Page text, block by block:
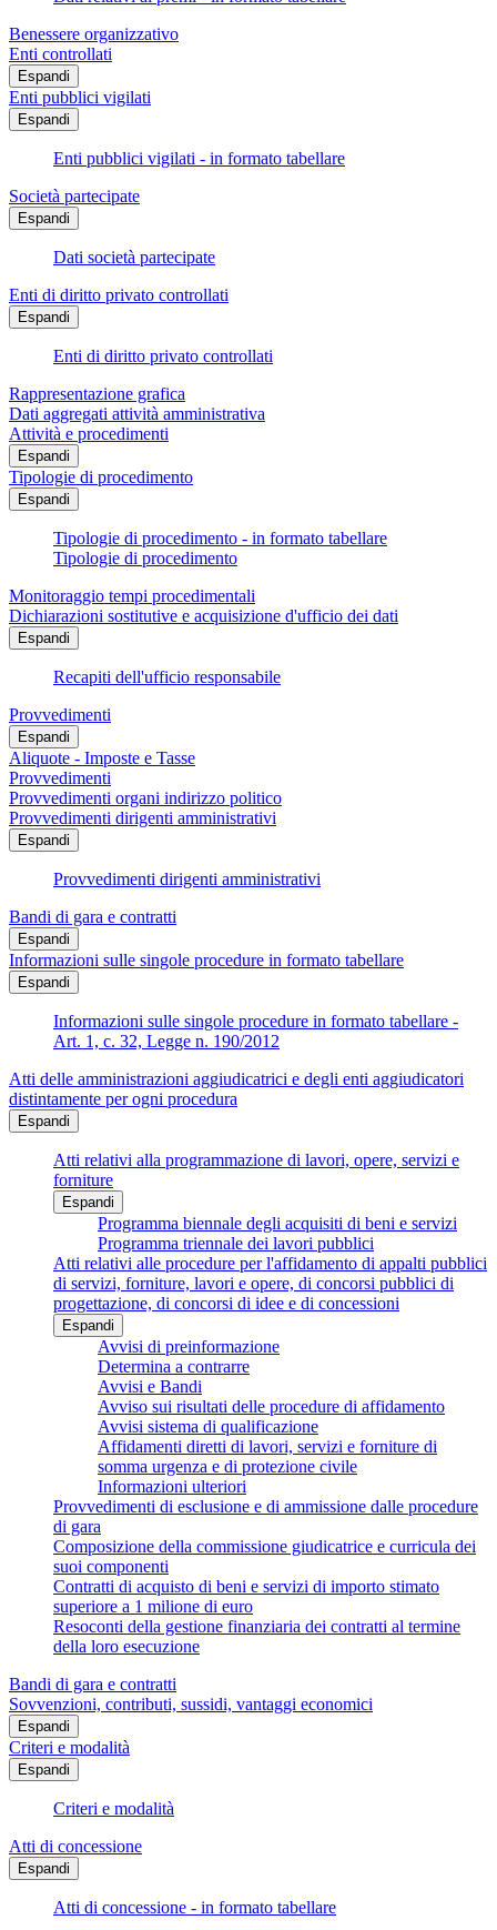
Benessere organizzativo
Enti controllati
Espandi
Enti pubblici vigilati
Espandi
Enti pubblici vigilati - in formato tabellare
Società partecipate
Espandi
Dati società partecipate
Enti di diritto privato controllati
Espandi
Enti di diritto privato controllati
Rappresentazione grafica
Dati aggregati attività amministrativa
Attività e procedimenti
Espandi
Tipologie di procedimento
Espandi
Tipologie di procedimento - in formato tabellare
Tipologie di procedimento
Monitoraggio tempi procedimentali
Dichiarazioni sostitutive e acquisizione d'ufficio dei dati
Espandi
Recapiti dell'ufficio responsabile
Provvedimenti
Espandi
Aliquote - Imposte e Tasse
Provvedimenti
Provvedimenti organi indirizzo politico
Provvedimenti dirigenti amministrativi
Espandi
Provvedimenti dirigenti amministrativi
Bandi di gara e contratti
Espandi
Informazioni sulle singole procedure in formato tabellare
Espandi
Informazioni sulle singole procedure in formato tabellare -
Art. 1, c. 32, Legge n. 190/2012
Atti delle amministrazioni aggiudicatrici e degli enti aggiudicatori
distintamente per ogni procedura
Espandi
Atti relativi alla programmazione di lavori, opere, servizi e
forniture
Espandi
Programma biennale degli acquisiti di beni e servizi
Programma triennale dei lavori pubblici
Atti relativi alle procedure per l'affidamento di appalti pubblici
di servizi, forniture, lavori e opere, di concorsi pubblici di
progettazione, di concorsi di idee e di concessioni
Espandi
Avvisi di preinformazione
Determina a contrarre
Avvisi e Bandi
Avviso sui risultati delle procedure di affidamento
Avvisi sistema di qualificazione
Affidamenti diretti di lavori, servizi e forniture di
somma urgenza e di protezione civile
Informazioni ulteriori
Provvedimenti di esclusione e di ammissione dalle procedure
di gara
Composizione della commissione giudicatrice e curricula dei
suoi componenti
Contratti di acquisto di beni e servizi di importo stimato
superiore a 1 milione di euro
Resoconti della gestione finanziaria dei contratti al termine
della loro esecuzione
Bandi di gara e contratti
Sovvenzioni, contributi, sussidi, vantaggi economici
Espandi
Criteri e modalità
Espandi
Criteri e modalità
Atti di concessione
Espandi
Atti di concessione - in formato tabellare